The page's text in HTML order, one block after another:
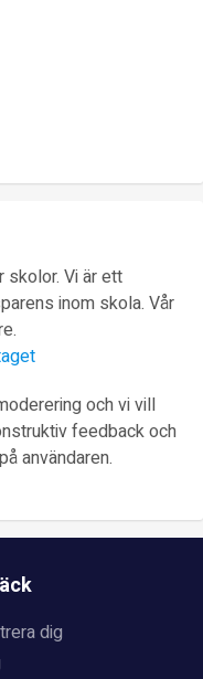
skolor. Vi är ett
inom skola. Vår
och vi vill
feedback och
användaren.
dig